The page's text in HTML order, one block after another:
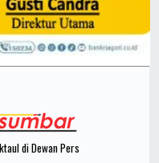
di Dewan Pers